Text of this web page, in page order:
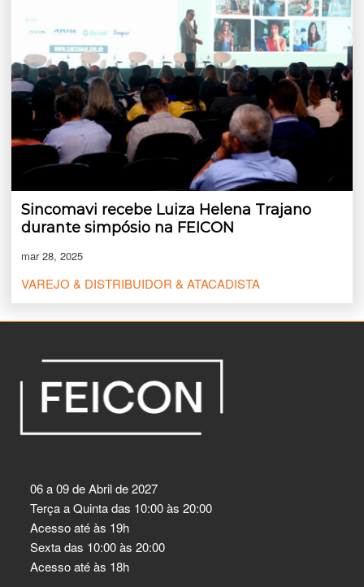
Sincomavi recebe Luiza Helena Trajano
durante simpósio na FEICON
mar 28, 2025
VAREJO & DISTRIBUIDOR & ATACADISTA
06 a 09 de Abril de 2027
Terça a Quinta das 10:00 às 20:00
Acesso até às 19h
Sexta das 10:00 às 20:00
Acesso até às 18h